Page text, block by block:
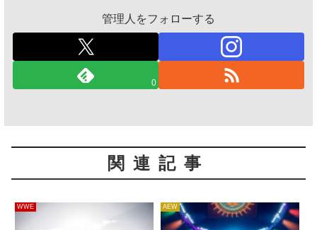
管理人をフォローする
0
関連記事
WWE AEW